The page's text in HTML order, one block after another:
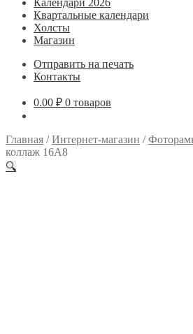
Календари 2026
Квартальные календари
Холсты
Магазин
Отправить на печать
Контакты
0.00 ₽ 0 товаров
Главная /Интернет-магазин /
коллаж 16A8
🔍